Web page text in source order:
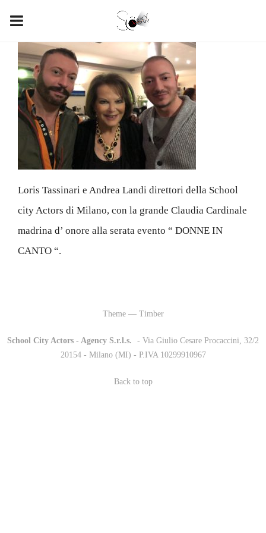
Loris Tassinari e Andrea Landi direttori della School
city Actors di Milano, con la grande Claudia Cardinale
madrina d’ onore alla serata evento “ DONNE IN
CANTO “.
Theme — Timber
School City Actors - Agency S.r.l.s.
- Via Giulio Cesare Procaccini, 32/2
20154 - Milano (MI) - P.IVA 10299910967
Back to top